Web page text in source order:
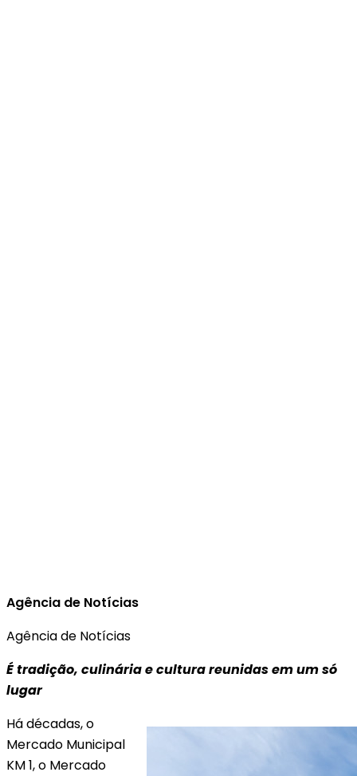
Agência de Notícias
Agência de Notícias
É tradição, culinária e cultura reunidas em um só
lugar
Há décadas, o
Mercado Municipal
KM 1, o Mercado